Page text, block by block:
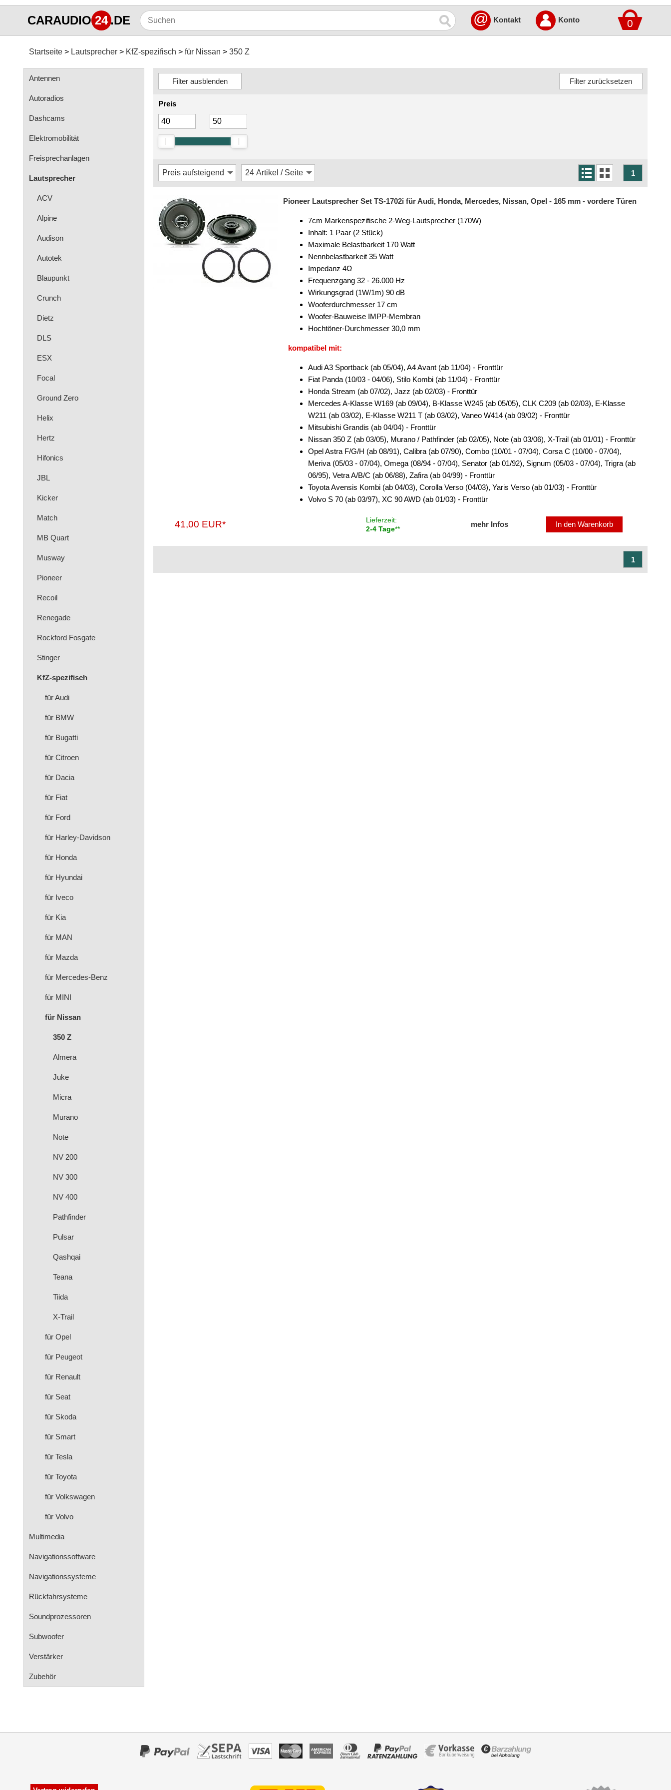
CARAUDIO 24.DE 0
@ Kontakt Konto
Startseite Lautsprecher KfZ-spezifisch für Nissan 350 Z
Antennen
Autoradios
Dashcams
Elektromobilität
Freisprechanlagen
Lautsprecher
ACV
Alpine
Audison
Autotek
Blaupunkt
Crunch
Dietz
DLS
ESX
Focal
Ground Zero
Helix
Hertz
Hifonics
JBL
Kicker
Match
MB Quart
Musway
Pioneer
Recoil
Renegade
Rockford Fosgate
Stinger
KfZ-spezifisch
für Audi
für BMW
für Bugatti
für Citroen
für Dacia
für Fiat
für Ford
für Harley-Davidson
für Honda
für Hyundai
für Iveco
für Kia
für MAN
für Mazda
für Mercedes-Benz
für MINI
für Nissan
350 Z
Almera
Juke
Micra
Murano
Note
NV 200
NV 300
NV 400
Pathfinder
Pulsar
Qashqai
Teana
Tiida
X-Trail
für Opel
für Peugeot
für Renault
für Seat
für Skoda
für Smart
für Tesla
für Toyota
für Volkswagen
für Volvo
Multimedia
Navigationssoftware
Navigationssysteme
Rückfahrsysteme
Soundprozessoren
Subwoofer
Verstärker
Zubehör
Preis
1
Pioneer Lautsprecher Set TS-1702i für Audi, Honda, Mercedes, Nissan, Opel - 165 mm - vordere Türen
7cm Markenspezifische 2-Weg-Lautsprecher (170W)
Inhalt: 1 Paar (2 Stück)
Maximale Belastbarkeit 170 Watt
Nennbelastbarkeit 35 Watt
Impedanz 4Ω
Frequenzgang 32 - 26.000 Hz
Wirkungsgrad (1W/1m) 90 dB
Wooferdurchmesser 17 cm
Woofer-Bauweise IMPP-Membran
Hochtöner-Durchmesser 30,0 mm
kompatibel mit:
Audi A3 Sportback (ab 05/04), A4 Avant (ab 11/04) - Fronttür
Fiat Panda (10/03 - 04/06), Stilo Kombi (ab 11/04) - Fronttür
Honda Stream (ab 07/02), Jazz (ab 02/03) - Fronttür
Mercedes A-Klasse W169 (ab 09/04), B-Klasse W245 (ab 05/05), CLK C209 (ab 02/03), E-Klasse
W211 (ab 03/02), E-Klasse W211 T (ab 03/02), Vaneo W414 (ab 09/02) - Fronttür
Mitsubishi Grandis (ab 04/04) - Fronttür
Nissan 350 Z (ab 03/05), Murano / Pathfinder (ab 02/05), Note (ab 03/06), X-Trail (ab 01/01) - Fronttür
Opel Astra F/G/H (ab 08/91), Calibra (ab 07/90), Combo (10/01 - 07/04), Corsa C (10/00 - 07/04),
Meriva (05/03 - 07/04), Omega (08/94 - 07/04), Senator (ab 01/92), Signum (05/03 - 07/04), Trigra (ab
06/95), Vetra A/B/C (ab 06/88), Zafira (ab 04/99) - Fronttür
Toyota Avensis Kombi (ab 04/03), Corolla Verso (04/03), Yaris Verso (ab 01/03) - Fronttür
Volvo S 70 (ab 03/97), XC 90 AWD (ab 01/03) - Fronttür
41,00 EUR*
Lieferzeit:
2-4 Tage**
mehr Infos In den Warenkorb
1